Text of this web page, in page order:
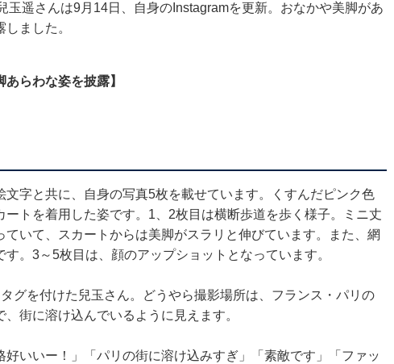
玉遥さんは9月14日、自身のInstagramを更新。おなかや美脚があ
ました。
らわな姿を披露】
字と共に、自身の写真5枚を載せています。くすんだピンク色
トを着用した姿です。1、2枚目は横断歩道を歩く様子。ミニ丈
いて、スカートからは美脚がスラリと伸びています。また、網
。3～5枚目は、顔のアップショットとなっています。
グを付けた兒玉さん。どうやら撮影場所は、フランス・パリの
街に溶け込んでいるように見えます。
いいー！」「パリの街に溶け込みすぎ」「素敵です」「ファッ